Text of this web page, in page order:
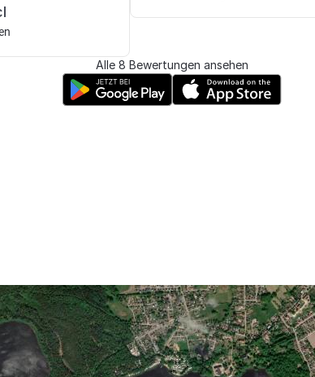
Alle 8 Bewertungen ansehen